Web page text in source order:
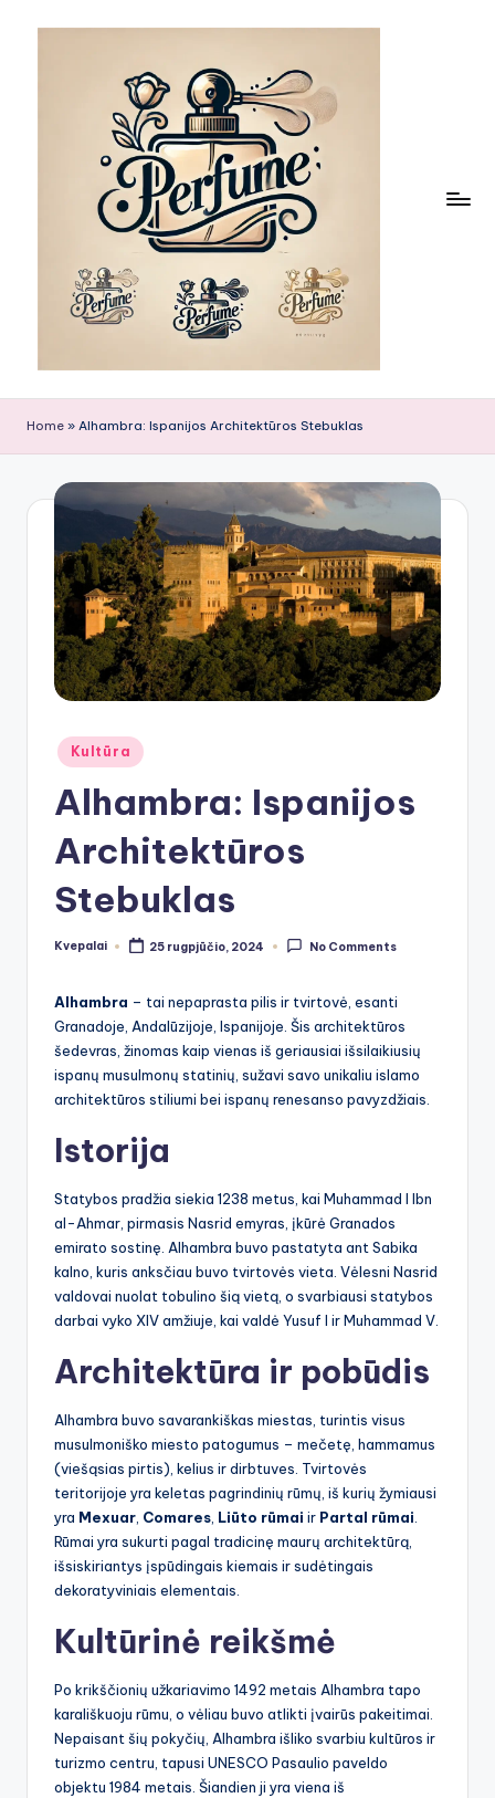
Home » Alhambra: Ispanijos Architektūros Stebuklas
Posted
in
Kultūra
Alhambra: Ispanijos
Architektūros
Stebuklas
Posted
Kvepalai 25 rugpjūčio, 2024 No Comments
Alhambra – tai nepaprasta pilis ir tvirtovė, esanti
Granadoje, Andalūzijoje, Ispanijoje. Šis architektūros
šedevras, žinomas kaip vienas iš geriausiai išsilaikiusių
ispanų musulmonų statinių, sužavi savo unikaliu islamo
architektūros stiliumi bei ispanų renesanso pavyzdžiais.
Istorija
Statybos pradžia siekia 1238 metus, kai Muhammad I Ibn
al-Ahmar, pirmasis Nasrid emyras, įkūrė Granados
emirato sostinę. Alhambra buvo pastatyta ant Sabika
kalno, kuris anksčiau buvo tvirtovės vieta. Vėlesni Nasrid
valdovai nuolat tobulino šią vietą, o svarbiausi statybos
darbai vyko XIV amžiuje, kai valdė Yusuf I ir Muhammad V.
Architektūra ir pobūdis
Alhambra buvo savarankiškas miestas, turintis visus
musulmoniško miesto patogumus – mečetę, hammamus
(viešąsias pirtis), kelius ir dirbtuves. Tvirtovės
teritorijoje yra keletas pagrindinių rūmų, iš kurių žymiausi
yra Mexuar, Comares, Liūto rūmai ir Partal rūmai.
Rūmai yra sukurti pagal tradicinę maurų architektūrą,
išsiskiriantys įspūdingais kiemais ir sudėtingais
dekoratyviniais elementais.
Kultūrinė reikšmė
Po krikščionių užkariavimo 1492 metais Alhambra tapo
karališkuoju rūmu, o vėliau buvo atlikti įvairūs pakeitimai.
Nepaisant šių pokyčių, Alhambra išliko svarbiu kultūros ir
turizmo centru, tapusi UNESCO Pasaulio paveldo
objektu 1984 metais. Šiandien ji yra viena iš